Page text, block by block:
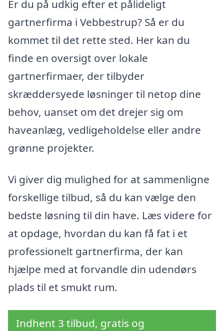
Er du på udkig efter et pålideligt
gartnerfirma i Vebbestrup? Så er du
kommet til det rette sted. Her kan du
finde en oversigt over lokale
gartnerfirmaer, der tilbyder
skræddersyede løsninger til netop dine
behov, uanset om det drejer sig om
haveanlæg, vedligeholdelse eller andre
grønne projekter.
Vi giver dig mulighed for at sammenligne
forskellige tilbud, så du kan vælge den
bedste løsning til din have. Læs videre for
at opdage, hvordan du kan få fat i et
professionelt gartnerfirma, der kan
hjælpe med at forvandle din udendørs
plads til et smukt rum.
Indhent 3 tilbud, gratis og